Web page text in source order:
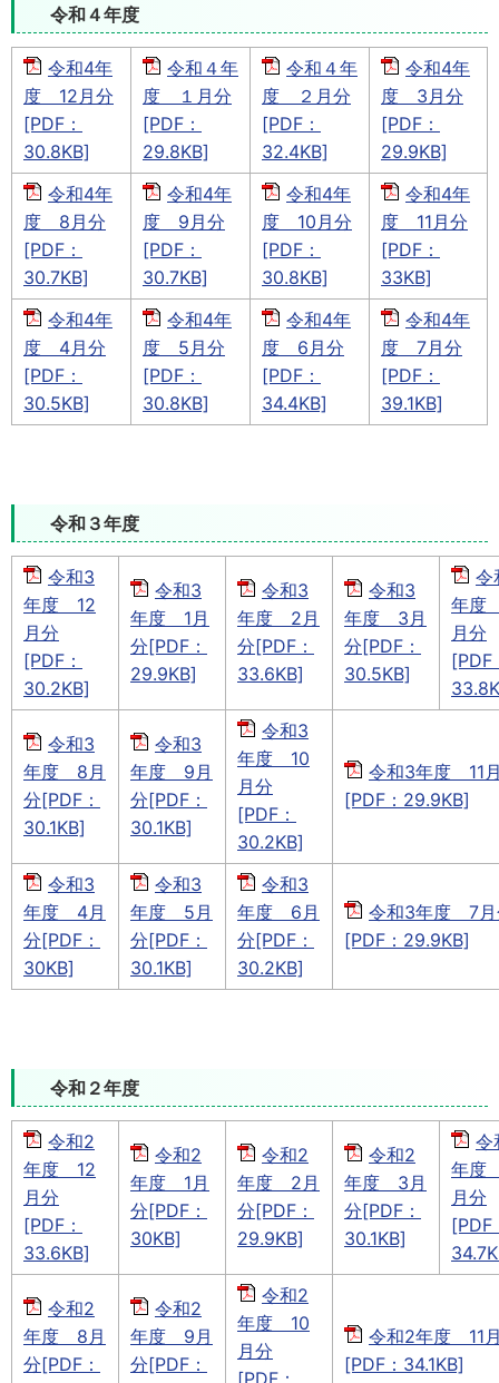
令和４年度
令和4年
度 12月分
[PDF：
30.8KB]
令和４年
度 １月分
[PDF：
29.8KB]
令和４年
度 ２月分
[PDF：
32.4KB]
令和4年
度 3月分
[PDF：
29.9KB]
令和4年
度 8月分
[PDF：
30.7KB]
令和4年
度 9月分
[PDF：
30.7KB]
令和4年
度 10月分
[PDF：
30.8KB]
令和4年
度 11月分
[PDF：
33KB]
令和4年
度 4月分
[PDF：
30.5KB]
令和4年
度 5月分
[PDF：
30.8KB]
令和4年
度 6月分
[PDF：
34.4KB]
令和4年
度 7月分
[PDF：
39.1KB]
令和３年度
令和3
年度 12
月分
[PDF：
30.2KB]
令和3
年度 1月
分[PDF：
29.9KB]
令和3
年度 2月
分[PDF：
33.6KB]
令和3
年度 3月
分[PDF：
30.5KB]
令
年度
月分
[PDF
令和3
年度 8月
分[PDF：
30.1KB]
令和3
年度 9月
分[PDF：
30.1KB]
令和3
年度 10
月分
[PDF：
30.2KB]
令和3年度 11
[PDF：29.9KB]
令和3
年度 4月
分[PDF：
30KB]
令和3
年度 5月
分[PDF：
30.1KB]
令和3
年度 6月
分[PDF：
30.2KB]
令和3年度 7月
[PDF：29.9KB]
令和２年度
令和2
年度 12
月分
[PDF：
33.6KB]
令和2
年度 1月
分[PDF：
30KB]
令和2
年度 2月
分[PDF：
29.9KB]
令和2
年度 3月
分[PDF：
30.1KB]
令
年度
月分
[PDF
令和2
年度 8月
分[PDF：
令和2
年度 9月
分[PDF：
令和2
年度 10
月分
[PDF：
令和2年度 11
[PDF：34.1KB]